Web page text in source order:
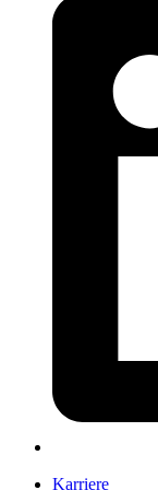
Karriere